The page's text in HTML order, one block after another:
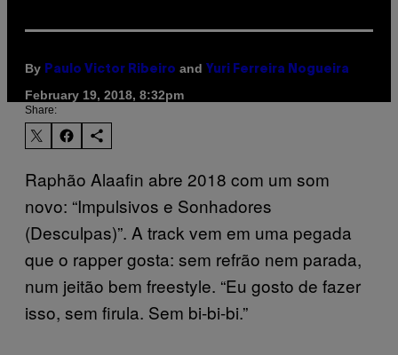
By Paulo Victor Ribeiro and Yuri Ferreira Nogueira
February 19, 2018, 8:32pm
Share:
Raphão Alaafin abre 2018 com um som
novo: “Impulsivos e Sonhadores
(Desculpas)”. A track vem em uma pegada
que o rapper gosta: sem refrão nem parada,
num jeitão bem freestyle. “Eu gosto de fazer
isso, sem firula. Sem bi-bi-bi.”